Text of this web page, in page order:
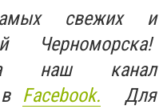
свежих и
Черноморска!
на наш канал
Facebook. Для